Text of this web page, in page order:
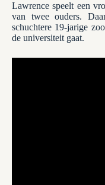
Lawrence speelt een
van twee ouders.
schuchtere 19-jarige
de universiteit gaat.